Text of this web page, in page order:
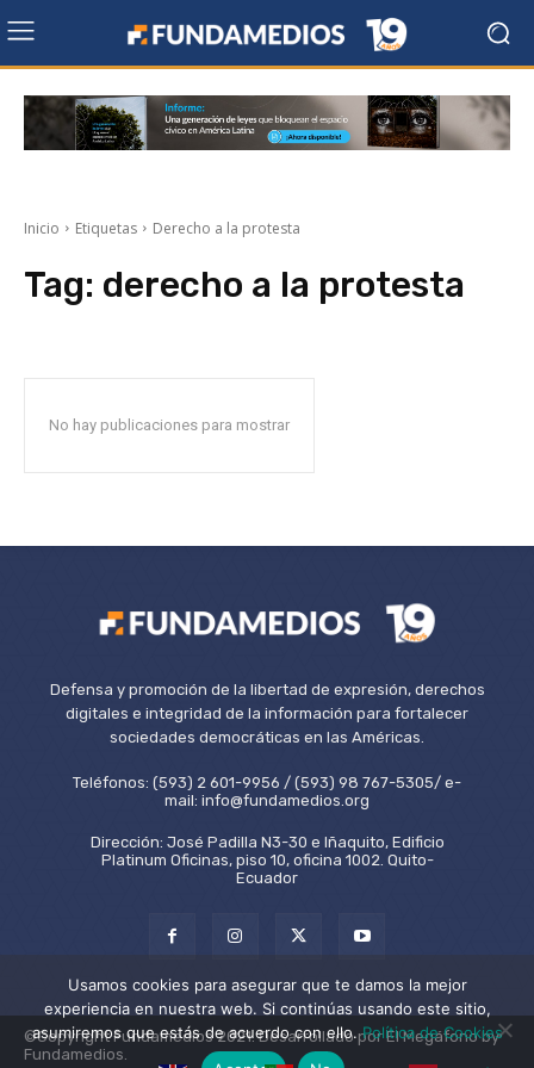
Inicio Etiquetas Derecho a la protesta
Tag: derecho a la protesta
No hay publicaciones para mostrar
Defensa y promoción de la libertad de expresión, derechos
digitales e integridad de la información para fortalecer
sociedades democráticas en las Américas.
Teléfonos: (593) 2 601-9956 / (593) 98 767-5305/ e-
mail: info@fundamedios.org
Dirección: José Padilla N3-30 e Iñaquito, Edificio
Platinum Oficinas, piso 10, oficina 1002. Quito-
Ecuador
©Copyright Fundamedios 2021. Desarrollado por El Megáfono by
Fundamedios.
Usamos cookies para asegurar que te damos la mejor
experiencia en nuestra web. Si continúas usando este sitio,
asumiremos que estás de acuerdo con ello.Política de Cookies